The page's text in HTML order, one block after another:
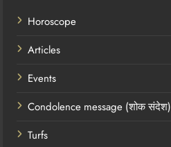
Horoscope
Articles
Events
Condolence message (शोक संदेश)
Turfs